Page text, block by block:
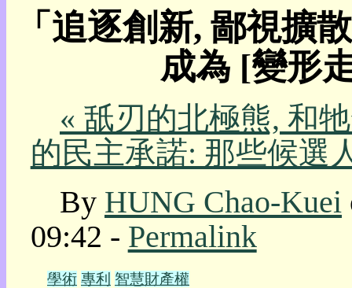
「追逐創新, 鄙視擴
成為 [變形
« 舐刃的北極熊, 和
的民主承諾: 那些候選
By HUNG Chao-Kuei
09:42 - Permalink
學術 專利 智慧財產權